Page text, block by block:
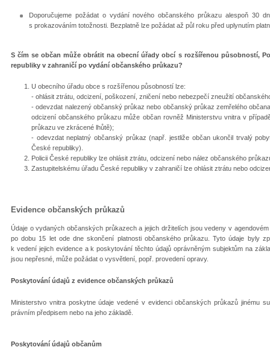
Doporučujeme požádat o vydání nového občanského průkazu alespoň 30
s prokazováním totožnosti. Bezplatně lze požádat až půl roku před uplynutím
S čím se občan může obrátit na obecní úřady obcí s rozšířenou působností,
republiky v zahraničí po vydání občanského průkazu?
U obecního úřadu obce s rozšířenou působností lze:
- ohlásit ztrátu, odcizení, poškození, zničení nebo nebezpečí zneužití
- odevzdat nalezený občanský průkaz nebo občanský průkaz zemřelého
odcizení občanského průkazu může občan rovněž Ministerstvu vnitra v
průkazu ve zkrácené lhůtě);
- odevzdat neplatný občanský průkaz (např. jestliže občan ukončil trvalý
České republiky).
Policii České republiky lze ohlásit ztrátu, odcizení nebo nález občanského
Zastupitelskému úřadu České republiky v zahraničí lze ohlásit ztrátu nebo
Evidence občanských průkazů
Údaje o vydaných občanských průkazech a jejich držitelích jsou vedeny v
po dobu 15 let ode dne skončení platnosti občanského průkazu. Tyto údaje byly
k vedení jejich evidence a k poskytování těchto údajů oprávněným subjektům na
jsou nepřesné, může požádat o vysvětlení, popř. provedení opravy.
Poskytování údajů z evidence občanských průkazů
Ministerstvo vnitra poskytne údaje vedené v evidenci občanských průkazů jinému
právním předpisem nebo na jeho základě.
Poskytování údajů občanům